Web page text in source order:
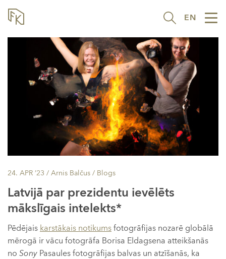
EN
24. APR ’23 / Arnis Balčus / Blogs
Latvijā par prezidentu ievēlēts
mākslīgais intelekts*
Pēdējais karstākais notikumsfotogrāfijas nozarē globālā
mērogā ir vācu fotogrāfa Borisa Eldagsena atteikšanās
no Sony Pasaules fotogrāfijas balvas un atzīšanās, ka